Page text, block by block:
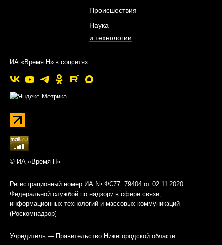
Происшествия
Наука
и технологии
ИА «Время Н» в соцсетях
© ИА «Время Н»
Регистрационный номер ИА № ФС77−79404 от 02.11.2020
Федеральной службой по надзору в сфере связи,
информационных технологий и массовых коммуникаций
(Роскомнадзор)
Учредитель — Правительство Нижегородской области